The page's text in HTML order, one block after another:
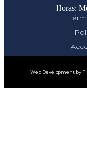
Horas:
Web Development by